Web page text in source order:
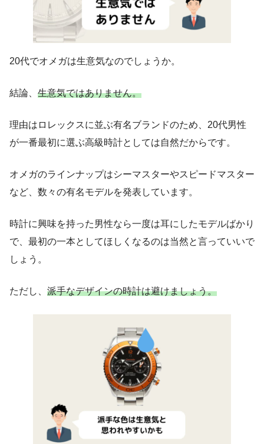
20代でオメガは生意気なのでしょうか。
結論、 生意気ではありません。
理由はロレックスに並ぶ有名ブランドのため、20代男性
が一番最初に選ぶ高級時計としては自然だからです。
オメガのラインナップはシーマスターやスピードマスター
など、数々の有名モデルを発表しています。
時計に興味を持った男性なら一度は耳にしたモデルばかり
で、最初の一本としてほしくなるのは当然と言っていいで
しょう。
ただし、 派手なデザインの時計は避けましょう。